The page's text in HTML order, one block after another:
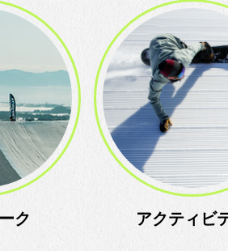
アクティビティ